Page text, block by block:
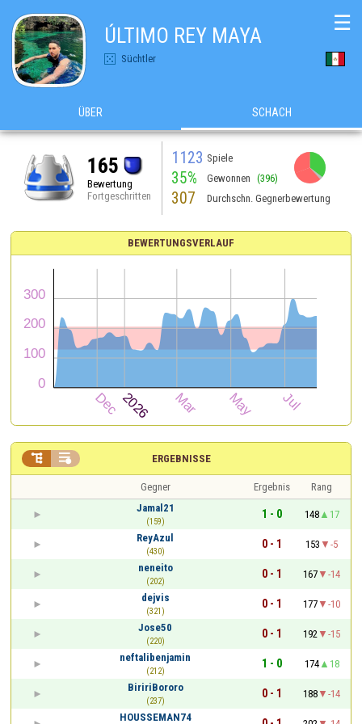
ÚLTIMO REY MAYA
Süchtler
☰
ÜBER SCHACH
165
Bewertung
Fortgeschritten
1123 Spiele
35% Gewonnen (396)
307 Durchschn. Gegnerbewertung
BEWERTUNGSVERLAUF
ERGEBNISSE
 
Gegner Ergebnis
Rang
Jamal21
(159)
1 - 0 148
17
ReyAzul
(430)
0 - 1 153
-5
neneito
(202)
0 - 1 167
-14
dejvis
(321)
0 - 1 177
-10
Jose50
(220)
0 - 1 192
-15
neftalibenjamin
(212)
1 - 0 174
18
BiririBororo
(237)
0 - 1 188
-14
HOUSSEMAN74